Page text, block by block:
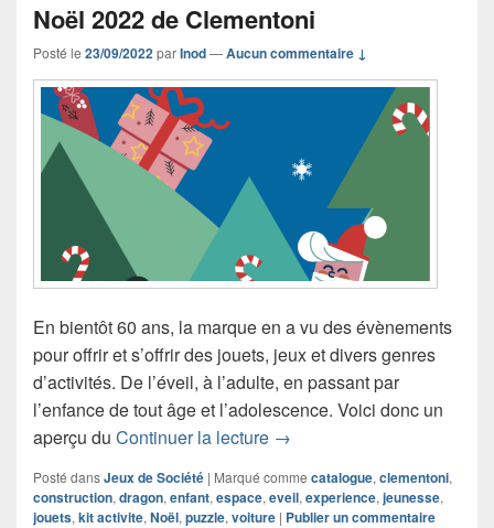
Noël 2022 de Clementoni
Posté le 23/09/2022parInod—Aucun commentaire ↓
En bientôt 60 ans, la marque en a vu des évènements
pour offrir et s’offrir des jouets, jeux et divers genres
d’activités. De l’éveil, à l’adulte, en passant par
l’enfance de tout âge et l’adolescence. Voici donc un
aperçu du Continuer la lecture Noël 2022 de Clementoni
→
Posté dansJeux de Société | Marqué comme catalogue, clementoni,
construction, dragon, enfant, espace, eveil, experience, jeunesse,
jouets, kit activite, Noël, puzzle, voiture | Publier un commentaire